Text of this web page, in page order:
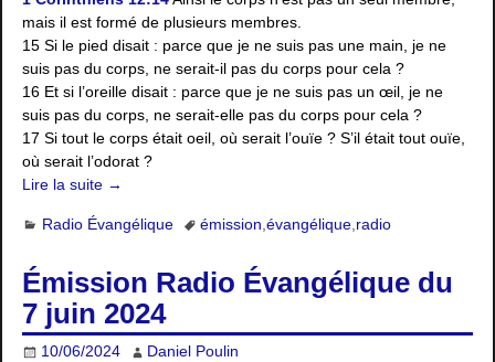
mais il est formé de plusieurs membres.
15 Si le pied disait : parce que je ne suis pas une main, je ne
suis pas du corps, ne serait-il pas du corps pour cela ?
16 Et si l’oreille disait : parce que je ne suis pas un œil, je ne
suis pas du corps, ne serait-elle pas du corps pour cela ?
17 Si tout le corps était oeil, où serait l’ouïe ? S’il était tout ouïe,
où serait l’odorat ?
Lire la suite →
Radio Évangélique émission évangélique, radio
Émission Radio Évangélique du
7 juin 2024
10/06/2024 Daniel Poulin